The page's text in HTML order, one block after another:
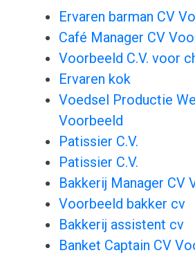
Ervaren barman CV
Café Manager CV
Voorbeeld C.V. voor
Ervaren kok
Voedsel Productie
Voorbeeld
Patissier C.V.
Patissier C.V.
Bakkerij Manager CV
Voorbeeld bakker cv
Bakkerij assistent cv
Banket Captain CV